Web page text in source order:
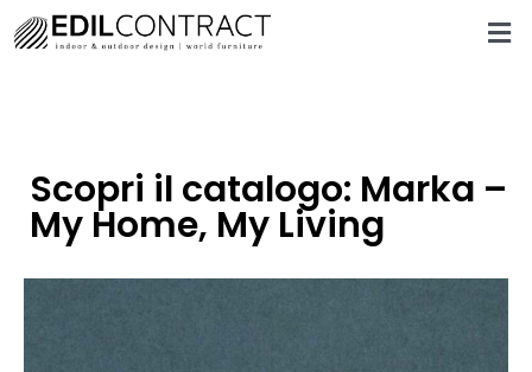
Scopri il catalogo: Marka –
My Home, My Living